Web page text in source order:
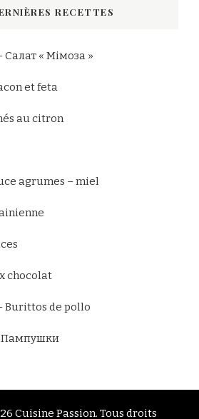
RECETTES
Салат « Мімоза »
et feta
au citron
agrumes – miel
chocolat
Burittos de pollo
Пампушки
Cuisine Passion. Tous droits